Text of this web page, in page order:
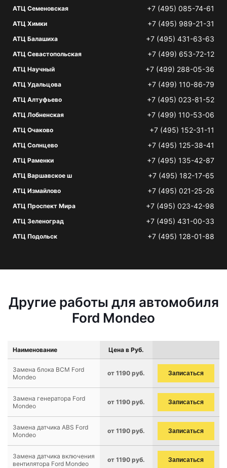
АТЦ Семеновская +7 (495) 085-74-61
АТЦ Химки +7 (495) 989-21-31
АТЦ Балашиха +7 (495) 431-63-63
АТЦ Севастопольская +7 (499) 653-72-12
АТЦ Научный +7 (499) 288-05-36
АТЦ Удальцова +7 (499) 110-86-79
АТЦ Алтуфьево +7 (495) 023-81-52
АТЦ Лобненская +7 (499) 110-53-06
АТЦ Очаково +7 (495) 152-31-11
АТЦ Солнцево +7 (495) 125-38-41
АТЦ Раменки +7 (495) 135-42-87
АТЦ Варшавское ш +7 (495) 182-17-65
АТЦ Измайлово +7 (495) 021-25-26
АТЦ Проспект Мира +7 (495) 023-42-98
АТЦ Зеленоград +7 (495) 431-00-33
АТЦ Подольск +7 (495) 128-01-88
Другие работы для автомобиля
Ford Mondeo
Наименование Цена в Руб.
Замена блока BCM Ford
Mondeo
от 1190 руб. Записаться
Замена генератора Ford
Mondeo
от 1190 руб. Записаться
Замена датчика ABS Ford
Mondeo
от 1190 руб. Записаться
Замена датчика включения
вентилятора Ford Mondeo
от 1190 руб. Записаться